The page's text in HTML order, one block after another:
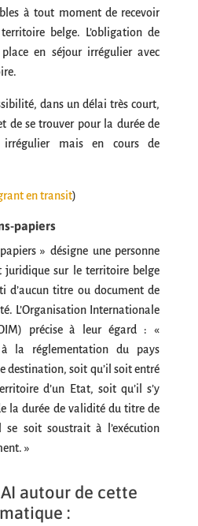
à tout moment de recevoir
belge. L’obligation de
en séjour irrégulier avec
dans un délai très court,
de se trouver pour la durée de
mais en cours de
en transit)
papiers
» désigne une personne
juridique sur le territoire belge
d’aucun titre ou document de
L’Organisation Internationale
précise à leur égard : «
la réglementation du pays
destination, soit qu’il soit entré
d’un Etat, soit qu’il s’y
la durée de validité du titre de
se soit soustrait à l’exécution
»
autour de cette
: